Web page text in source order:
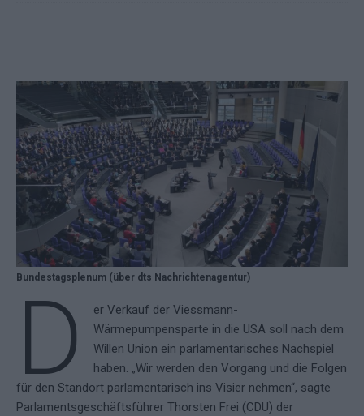
Bundestagsplenum (über dts Nachrichtenagentur)
D
er Verkauf der Viessmann-
Wärmepumpensparte in die USA soll nach dem
Willen Union ein parlamentarisches Nachspiel
haben. „Wir werden den Vorgang und die Folgen
für den Standort parlamentarisch ins Visier nehmen“, sagte
Parlamentsgeschäftsführer Thorsten Frei (CDU) der